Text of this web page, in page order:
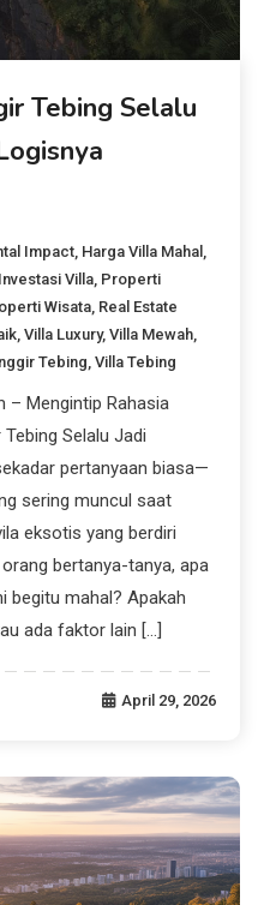
Tebing Selalu
Impact, Harga Villa Mahal ,
Investasi Villa, Properti
Wisata, Real Estate
,Villa Luxury,Villa Mewah,
Tebing,Villa Tebing
– Mengintip Rahasia
Selalu Jadi
pertanyaan biasa—
sering muncul saat
eksotis yang berdiri
bertanya-tanya, apa
begitu mahal? Apakah
ada faktor lain […]
April 29, 2026